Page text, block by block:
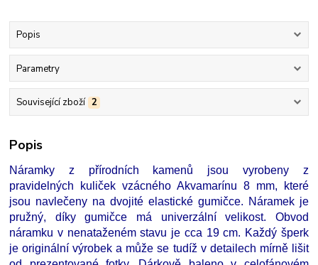
Popis
Parametry
Související zboží 2
Popis
Náramky z přírodních kamenů jsou vyrobeny z
pravidelných kuliček vzácného Akvamarínu 8 mm, které
jsou navlečeny na dvojité elastické gumičce. Náramek je
pružný, díky gumičce má univerzální velikost. Obvod
náramku v nenataženém stavu je cca 19 cm. Každý šperk
je originální výrobek a může se tudíž v detailech mírně lišit